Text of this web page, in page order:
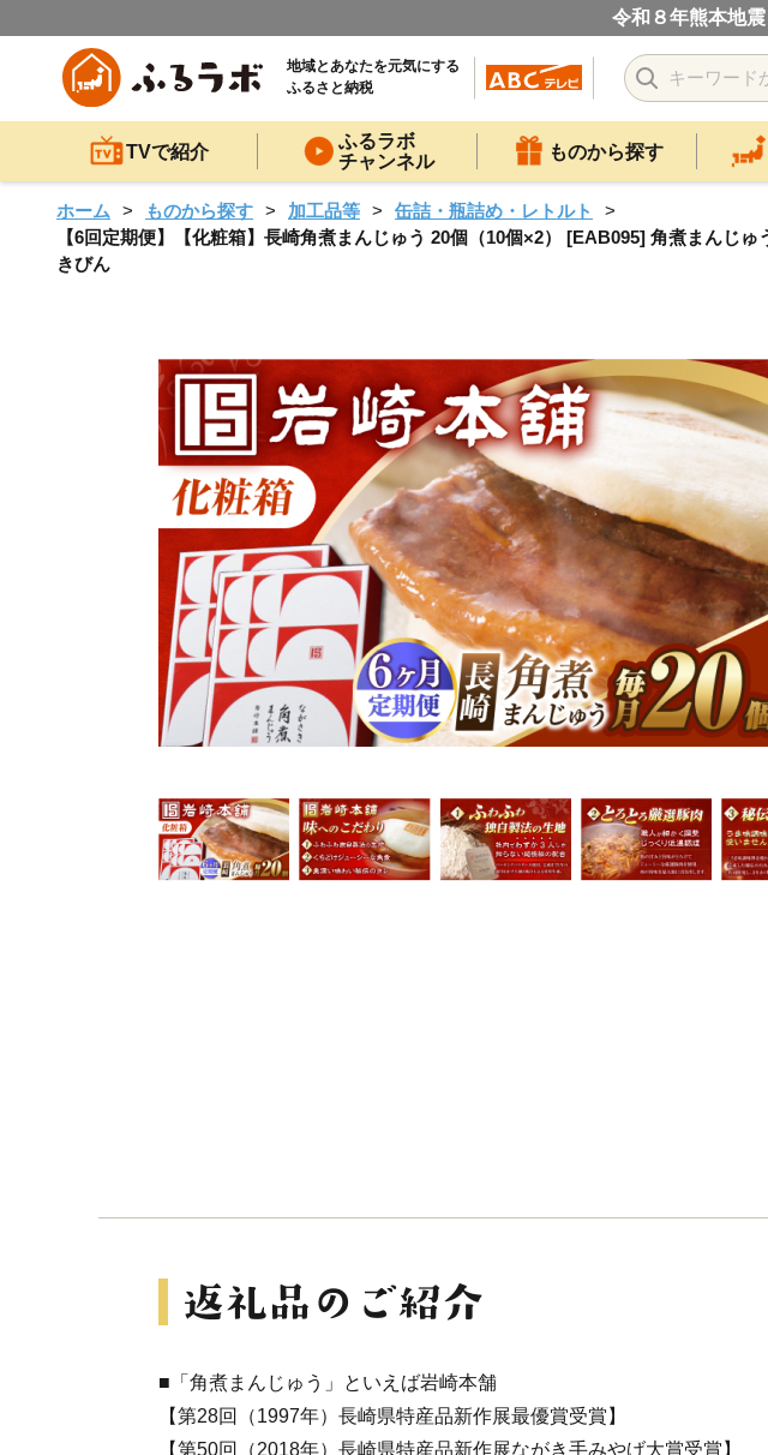
令和８年熊本地
地域とあなたを元気にする
ふるさと納税
TVで紹介
ふるラボ
チャンネル
ものから探す
ホーム ものから探す 加工品等
缶詰・瓶詰め・レトルト
【6回定期便】【化粧箱】長崎角煮まんじゅう 20個（10個×2） [EAB095] 角煮まんじ
きびん
■「角煮まんじゅう」といえば岩崎本舗
【第28回（1997年）長崎県特産品新作展最優賞受賞】
【第50回（2018年）長崎県特産品新作展ながき手みやげ大賞受賞】